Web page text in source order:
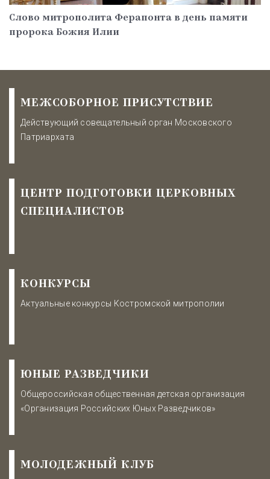
Слово митрополита Ферапонта в день памяти
пророка Божия Илии
МЕЖСОБОРНОЕ ПРИСУТСТВИЕ
Действующий совещательный орган Московского
Патриархата
ЦЕНТР ПОДГОТОВКИ ЦЕРКОВНЫХ
СПЕЦИАЛИСТОВ
КОНКУРСЫ
Актуальные конкурсы Костромской митрополии
ЮНЫЕ РАЗВЕДЧИКИ
Общероссийская общественная детская организация
«Организация Российских Юных Разведчиков»
МОЛОДЕЖНЫЙ КЛУБ